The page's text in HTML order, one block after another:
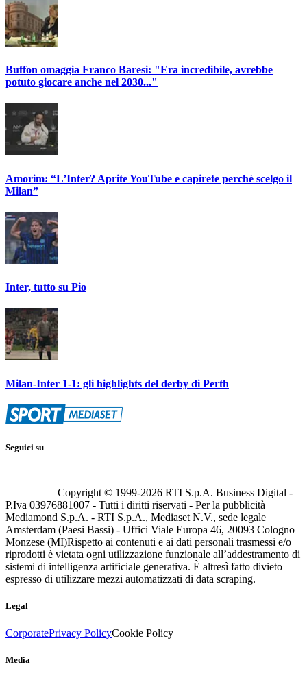
Buffon omaggia Franco Baresi: "Era incredibile, avrebbe
potuto giocare anche nel 2030..."
Amorim: “L’Inter? Aprite YouTube e capirete perché scelgo il
Milan”
Inter, tutto su Pio
Milan-Inter 1-1: gli highlights del derby di Perth
Seguici su
Copyright © 1999-2026 RTI S.p.A. Business Digital -
P.Iva 03976881007 - Tutti i diritti riservati - Per la pubblicità
Mediamond S.p.A. - RTI S.p.A., Mediaset N.V., sede legale
Amsterdam (Paesi Bassi) - Uffici Viale Europa 46, 20093 Cologno
Monzese (MI)Rispetto ai contenuti e ai dati personali trasmessi e/o
riprodotti è vietata ogni utilizzazione funzionale all’addestramento di
sistemi di intelligenza artificiale generativa. È altresì fatto divieto
espresso di utilizzare mezzi automatizzati di data scraping.
Legal
CorporatePrivacy PolicyCookie Policy
Media